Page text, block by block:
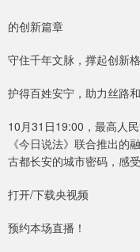
的创新篇章
守住千年文脉，撑起创新
护得百姓安宁，助力丝路
10月31日19:00，最高人
《今日说法》联合推出的
古都长安的城市密码，感
打开/下载央视频
预约本场直播！